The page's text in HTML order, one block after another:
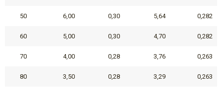
50 6,00 0,30 5,64 0,282
60 5,00 0,30 4,70 0,282
70 4,00 0,28 3,76 0,263
80 3,50 0,28 3,29 0,263